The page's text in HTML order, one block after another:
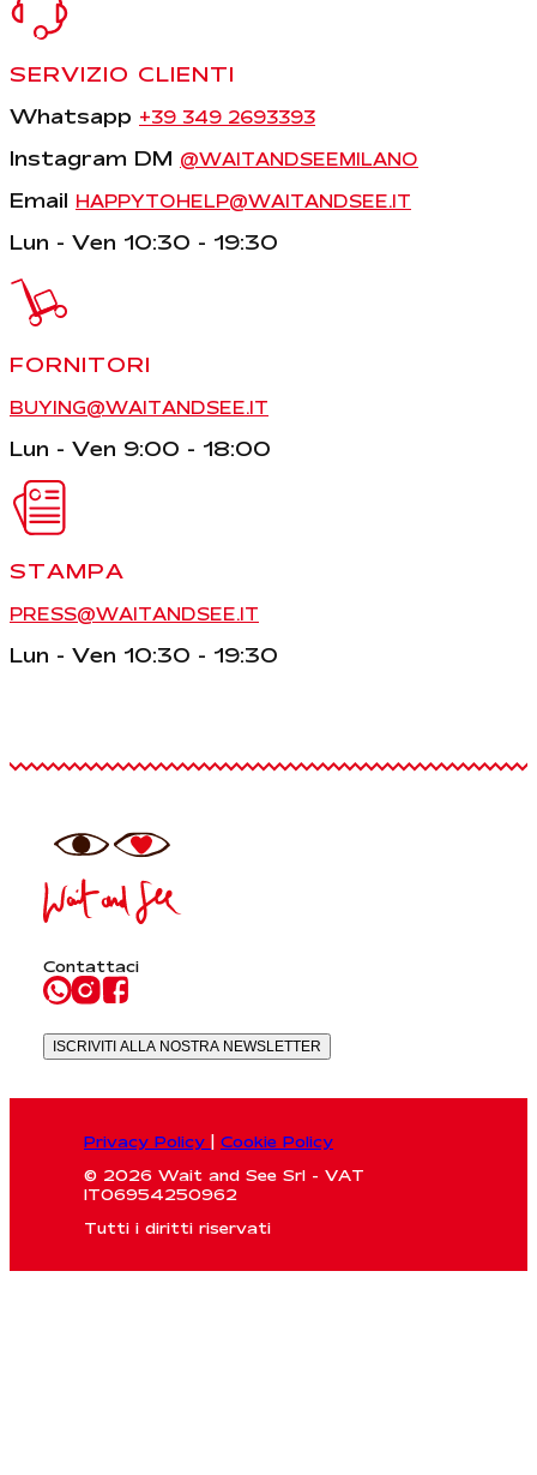
SERVIZIO CLIENTI
Whatsapp +39 349 2693393
Instagram DM @WAITANDSEEMILANO
Email HAPPYTOHELP@WAITANDSEE.IT
Lun - Ven 10:30 - 19:30
FORNITORI
BUYING@WAITANDSEE.IT
Lun - Ven 9:00 - 18:00
STAMPA
PRESS@WAITANDSEE.IT
Lun - Ven 10:30 - 19:30
Contattaci
ISCRIVITI ALLA NOSTRA NEWSLETTER
Privacy Policy
Cookie Policy
© 2026 Wait and See Srl - VAT
IT06954250962
Tutti i diritti riservati